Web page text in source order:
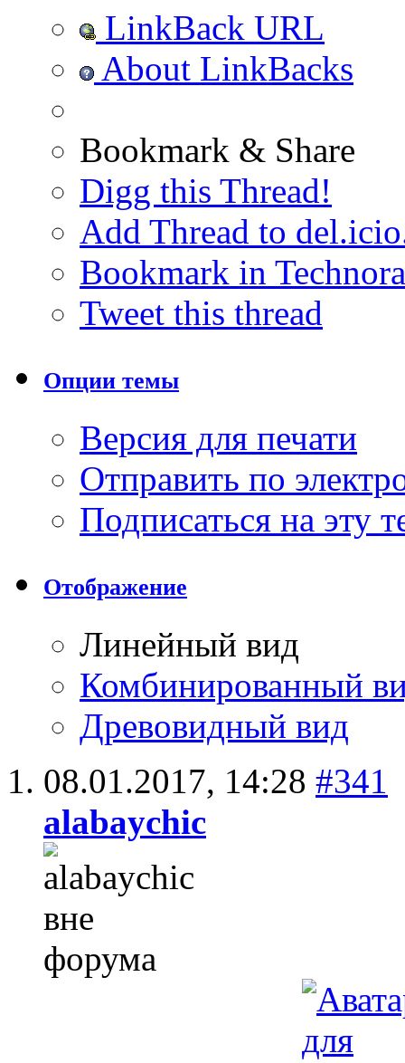
LinkBack URL
About LinkBacks
Bookmark & Share
Digg this Thread!
Add Thread to
Bookmark in
Tweet this thread
Опции темы
Версия для печати
Отправить по
Подписаться на эту
Отображение
Линейный вид
Комбинированный
Древовидный вид
08.01.2017, 14:28 #341
alabaychic